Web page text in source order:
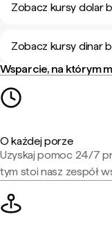
Zobacz kursy dolar
Zobacz kursy dinar
Wsparcie, na którym
O każdej porze
Uzyskaj pomoc 24/7
tym stoi nasz zespół